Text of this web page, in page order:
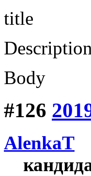
title
Description
Body
#126
AlenkaT